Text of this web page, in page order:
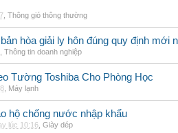
Thông gió thông thường
hòa giải ly hôn đúng quy định mới
Thông tin doanh nghiệp
Tường Toshiba Cho Phòng Học
Máy lạnh
hộ chống nước nhập khẩu
lúc 10:16 Giày dép